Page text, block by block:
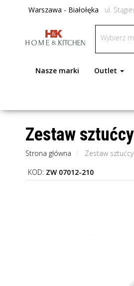
Warszawa - Białołęka ul.
Wybierz
Nasze marki Outlet
Zestaw
Strona główna
Zestaw
KOD: ZW 07012-210